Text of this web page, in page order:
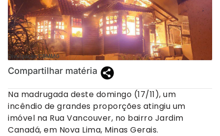
Divulgação CBMMG
Compartilhar matéria
Na madrugada deste domingo (17/11), um
incêndio de grandes proporções atingiu um
imóvel na Rua Vancouver, no bairro Jardim
Canadá, em Nova Lima, Minas Gerais.